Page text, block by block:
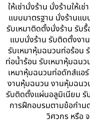
ให้เช่านั่งร้าน นั่งร้านให้เ
แบบมาตรฐาน นั่งร้านแ
รับเหมาติดตั้งนั่งร้าน รับ
แบบนั่งร้าน รับติดตั้งงา
รับเหมาหุ้มฉนวนท่อร้อน
ท่อน้ำร้อน รับเหมาหุ้มฉน
เหมาหุ้มฉนวนท่อดักส์แอ
งานหุ้มฉนวน งานหุ้มฉน
รับติดตั้งแผ่นอลูมิเนียม รั
การฝึกอบรมตามข้อกำน
วิศวกร หรือ